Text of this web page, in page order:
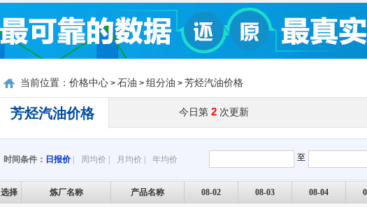
上证指数 3878.43 56.15 深证指数 14144.2 258.49 恒生指数 25915.82
当前位置： 价格中心 > 石油 > 组分油 > 芳烃汽油价格
芳烃汽油价格 今日第 2 次更新
时间条件： 日报价 周均价 月均价 年均价 至
选择 炼厂名称 产品名称 08-02 08-03 08-04